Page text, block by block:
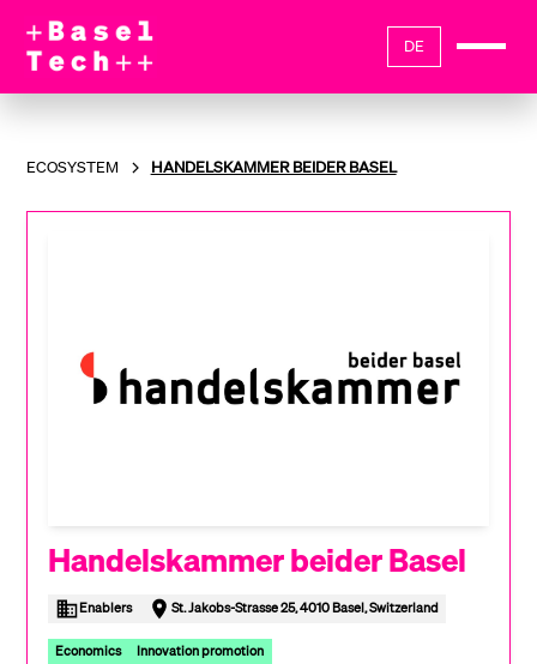
DE
ECOSYSTEM HANDELSKAMMER BEIDER BASEL
Handelskammer beider Basel
Enablers St. Jakobs-Strasse 25, 4010 Basel, Switzerland
Economics Innovation promotion